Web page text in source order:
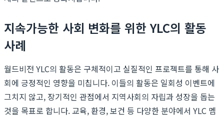
지속가능한 사회 변화를 위한 YLC의 활동
사례
월드비전 YLC의 활동은 구체적이고 실질적인 프로젝트를 통해 사
회에 긍정적인 영향을 미칩니다. 이들의 활동은 일회성 이벤트에
그치지 않고, 장기적인 관점에서 지역사회의 자립과 성장을 돕는
것을 목표로 합니다. 교육, 환경, 보건 등 다양한 분야에서 YLC 멤